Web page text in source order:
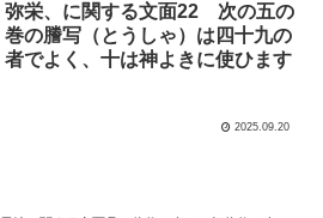
弥栄、に関する文面22 次の五の
巻の謄写（とうしゃ）は四十九の
者でよく、十は神よきに使ひます
2025.09.20